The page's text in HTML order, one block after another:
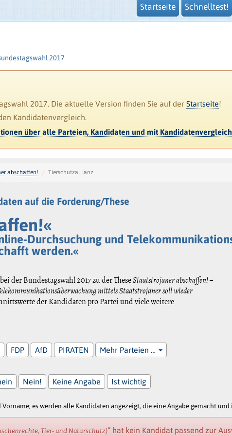
Startseite Schnelltest!
2017
2017. Die aktuelle Version finden Sie auf derStartseite!
Kandidatenvergleich.
über alle Parteien, Kandidaten und mit Kandidatenvergleich
abschaffen! Tierschutzallianz
auf die Forderung/These
Durchsuchung und
werden.«
der Bundestagswahl 2017 zu der TheseStaatstrojaner abschaffen! –
mittels Staatstrojaner soll wieder
der Kandidaten pro Partei und viele weitere
FDP AfD PIRATEN Mehr Parteien …
Nein! Keine Angabe Ist wichtig
es werden alle Kandidaten angezeigt, die eine Angabe gemacht
Tier- und Naturschutz)“ hat kein Kandidat passend zur